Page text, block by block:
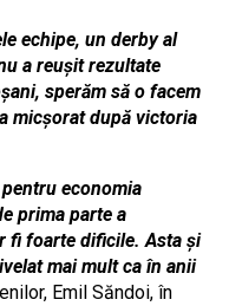
echipe, un derby al
a reușit rezultate
sperăm să o facem
micșorat după victoria
economia
prima parte a
fi foarte dificile. Asta și
mai mult ca în anii
Emil Săndoi, în